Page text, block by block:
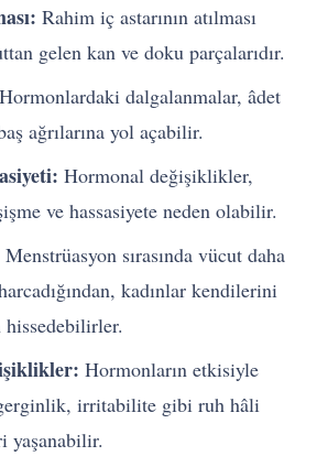
Rahim iç astarının atılması
gelen kan ve doku parçalarıdır.
Hormonlardaki dalgalanmalar, âdet
ağrılarına yol açabilir.
Hormonal değişiklikler,
ve hassasiyete neden olabilir.
Menstrüasyon sırasında vücut daha
kadınlar kendilerini
hissedebilirler.
Hormonların etkisiyle
irritabilite gibi ruh hâli
yaşanabilir.